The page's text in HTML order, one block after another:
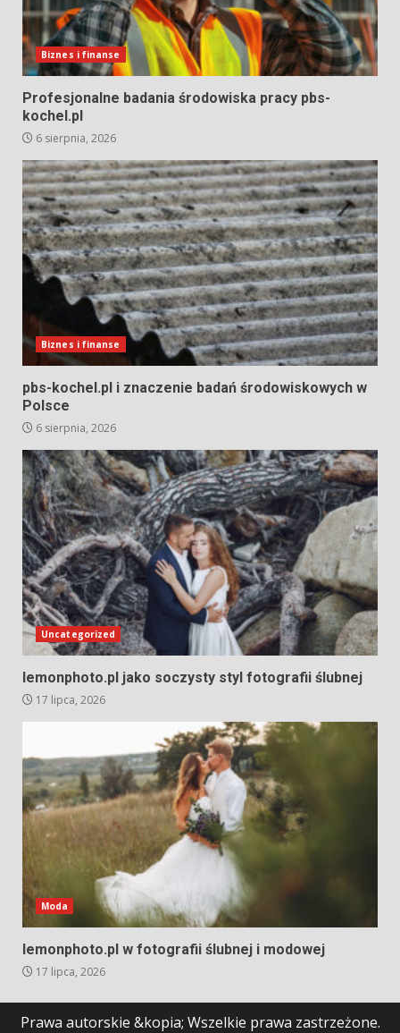
Biznes i finanse
Profesjonalne badania środowiska pracy pbs-
kochel.pl
6 sierpnia, 2026
Biznes i finanse
pbs-kochel.pl i znaczenie badań środowiskowych w
Polsce
6 sierpnia, 2026
Uncategorized
lemonphoto.pl jako soczysty styl fotografii ślubnej
17 lipca, 2026
Moda
lemonphoto.pl w fotografii ślubnej i modowej
17 lipca, 2026
Prawa autorskie &kopia; Wszelkie prawa zastrzeżone.